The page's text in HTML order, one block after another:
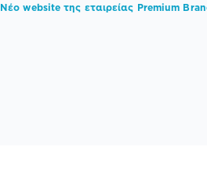
Νέο website της εταιρείας Premium